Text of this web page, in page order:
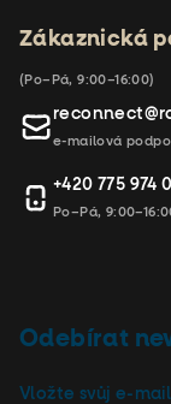
Zákaznická
(Po–Pá, 9:00–16:00)
e-mailová
+420 775 974
Po–Pá,
Odebírat
Vložte svůj e-